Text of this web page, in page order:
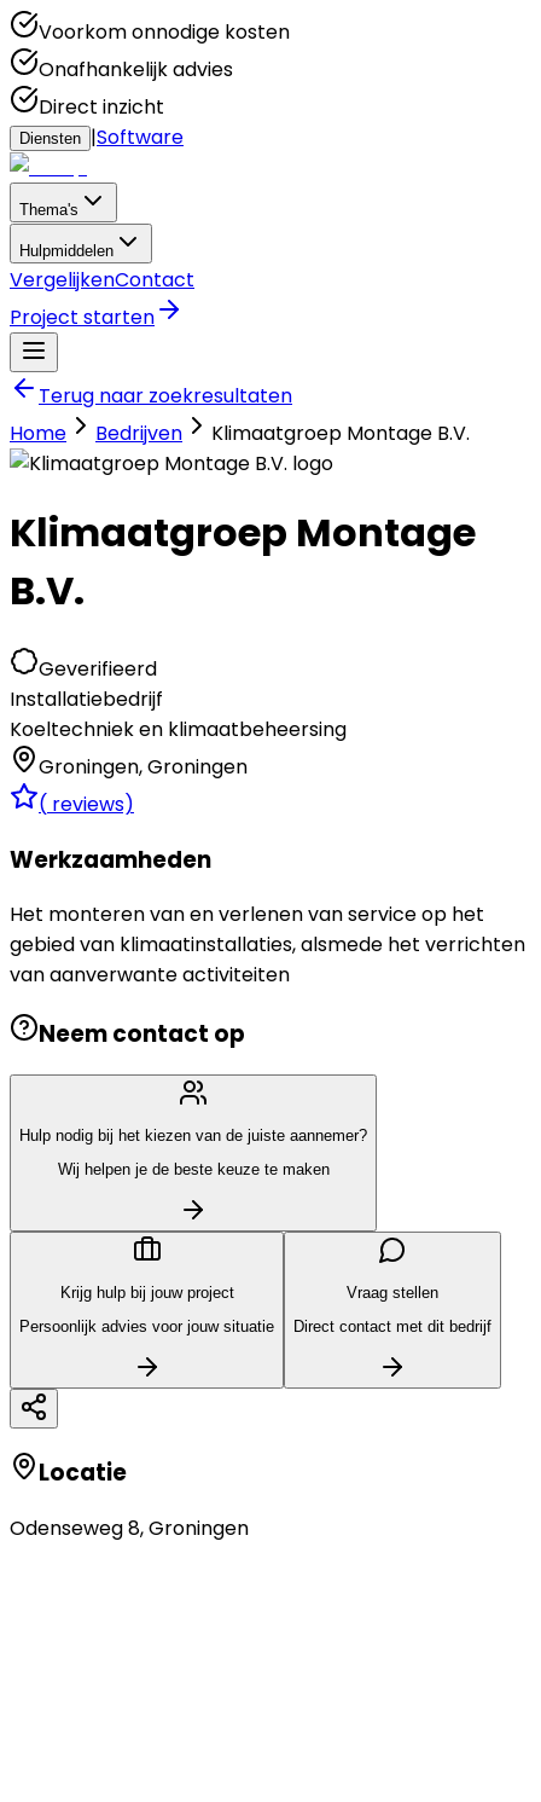
Voorkom onnodige kosten
Onafhankelijk advies
Direct inzicht
Diensten |Software
Thema's
Hulpmiddelen
VergelijkenContact
Project starten
Terug naar zoekresultaten
Home
Bedrijven Klimaatgroep Montage B.V.
Klimaatgroep Montage
B.V.
Geverifieerd
Installatiebedrijf
Koeltechniek en klimaatbeheersing
Groningen,Groningen
( reviews)
Werkzaamheden
Het monteren van en verlenen van service op het
gebied van klimaatinstallaties, alsmede het verrichten
van aanverwante activiteiten
Neem contact op
Hulp nodig bij het kiezen van de juiste aannemer?
Wij helpen je de beste keuze te maken
Krijg hulp bij jouw project
Persoonlijk advies voor jouw situatie
Vraag stellen
Direct contact met dit bedrijf
Locatie
Odenseweg 8,Groningen